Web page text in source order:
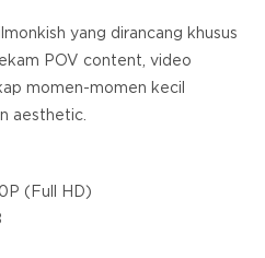
yang dirancang khusus
POV content, video
momen-momen kecil
aesthetic.
(Full HD)